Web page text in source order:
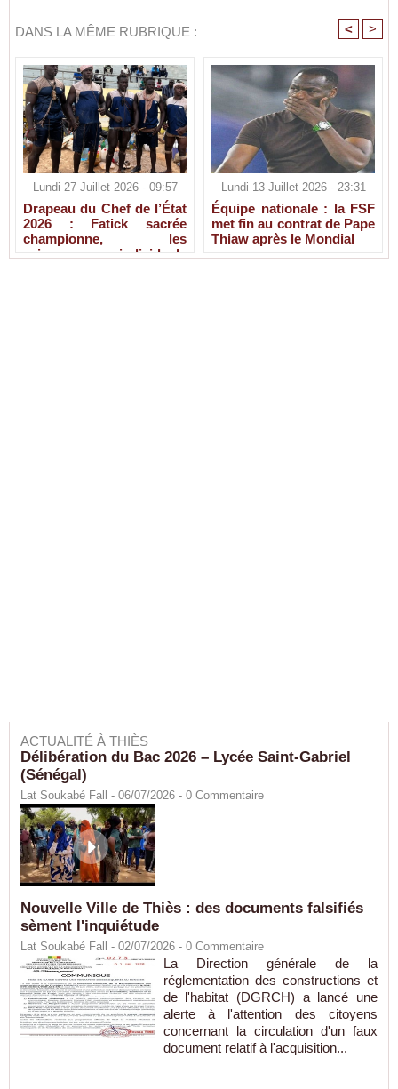
DANS LA MÊME RUBRIQUE : < >
Lundi 27 Juillet 2026 - 09:57
Drapeau du Chef de l’État
2026 : Fatick sacrée
championne, les
vainqueurs individuels
Lundi 13 Juillet 2026 - 23:31
Équipe nationale : la FSF
met fin au contrat de Pape
Thiaw après le Mondial
ACTUALITÉ À THIÈS
Délibération du Bac 2026 – Lycée Saint-Gabriel
(Sénégal)
Lat Soukabé Fall - 06/07/2026 - 0 Commentaire
Nouvelle Ville de Thiès : des documents falsifiés
sèment l'inquiétude
Lat Soukabé Fall - 02/07/2026 - 0 Commentaire
La Direction générale de la
réglementation des constructions et
de l'habitat (DGRCH) a lancé une
alerte à l'attention des citoyens
concernant la circulation d'un faux
document relatif à l'acquisition...